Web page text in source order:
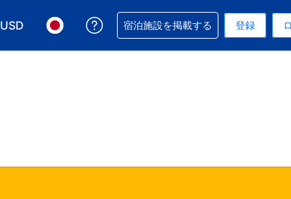
USD
表示通貨を選択. 現在選択中の表示通貨はUSドルです
言語を選択. 現在選択中の言語は日本語です
予約に関するサポートを受けられま
宿泊施設を掲載する 登録